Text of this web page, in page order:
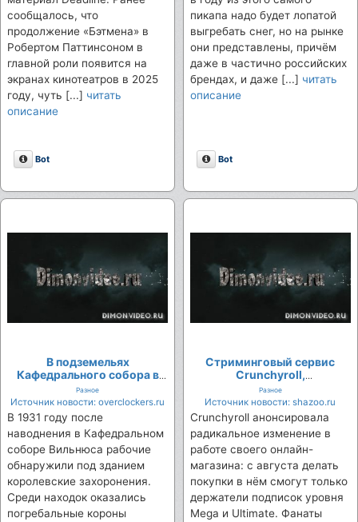
сообщалось, что
продолжение «Бэтмена» в
Робертом Паттинсоном в
главной роли появится на
экранах кинотеатров в 2025
году, чуть [...] читать
описание
Описание
Bot
пикапа надо будет лопатой
выгребать снег, но на рынке
они представлены, причём
даже в частично российских
брендах, и даже [...] читать
описание
Описание
Bot
В подземельях
Кафедрального собора в
Вильнюсе обнаружен
тайник с королевскими
регалиями XVI века
Разное
Источник новости: overclockers.ru
В 1931 году после
наводнения в Кафедральном
соборе Вильнюса рабочие
обнаружили под зданием
королевские захоронения.
Среди находок оказались
погребальные короны
Стриминговый сервис
Crunchyroll,
принадлежащий Sony,
закрывает магазин для
большинства подписчиков
и вводит платный доступ к
покупкам
Разное
Источник новости: shazoo.ru
Crunchyroll анонсировала
радикальное изменение в
работе своего онлайн-
магазина: с августа делать
покупки в нём смогут только
держатели подписок уровня
Mega и Ultimate. Фанаты